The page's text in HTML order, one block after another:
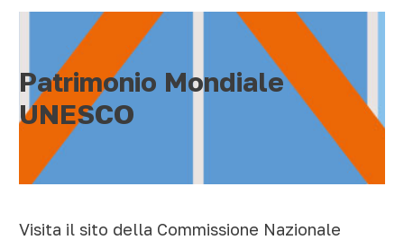
Patrimonio Mondiale
UNESCO
Visita il sito della Commissione Nazionale